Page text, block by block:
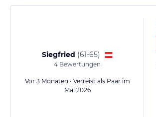
Siegfried (61-65)
4 Bewertungen
Vor 3 Monaten • Verreist als Paar im
Mai 2026